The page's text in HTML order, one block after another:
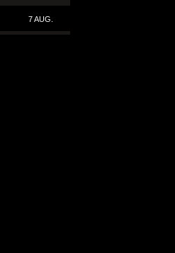
7 AUG.